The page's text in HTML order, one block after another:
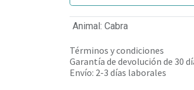
Animal: Cabra
Términos y condiciones
Garantía de devolución de 30
Envío: 2-3 días laborales